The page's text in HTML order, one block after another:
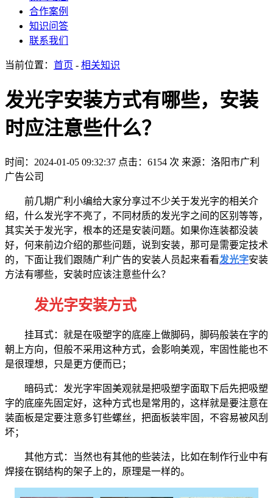
合作案例
知识问答
联系我们
当前位置： 首页 - 相关知识
发光字安装方式有哪些，安装
时应注意些什么？
时间：2024-01-05 09:32:37 点击：6154 次 来源：洛阳市广利
广告公司
前几期广利小编给大家分享过不少关于发光字的相关介
绍，什么发光字不亮了， 不同材质的发光字之间的区别 等等，
其实关于发光字，根本的还是安装问题。如果你连装都没装
好，何来前边介绍的那些问题，说到安装，那可是需要定技术
的，下面让我们跟随广利广告的安装人员起来看看发光字安装
方法有哪些，安装时应该注意些什么？
发光字安装方式
挂耳式：就是在吸塑字的底座上做脚码，脚码般装在字的
朝上方向，但般不采用这种方式，会影响美观，牢固性能也不
是很理想，只是更方便而已；
暗码式：发光字牢固美观就是把吸塑字面取下后先把吸塑
字的底座先固定好，这种方式也是常用的，这样就是要注意在
装面板是定要注意多钉些螺丝，把面板装牢固，不容易被风刮
坏；
其他方式：当然也有其他的些装法，比如在制作行业中有
焊接在钢结构的架子上的，原理是一样的。